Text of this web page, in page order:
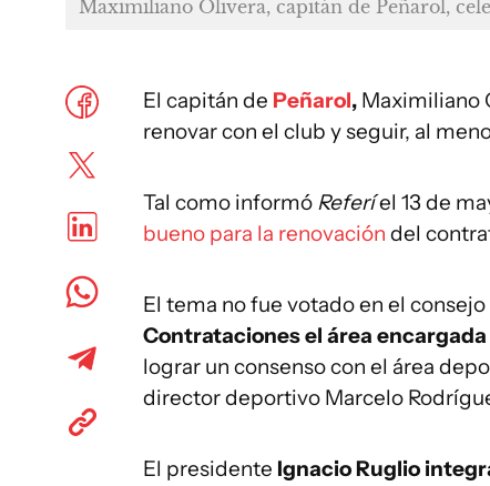
Maximiliano Olivera, capitán de Peñarol,
El capitán de Peñarol, Maximiliano
renovar con el club y seguir, al
Tal como informó Referíel 13 de
bueno para la renovación del
El tema no fue votado en el
Contrataciones el área encargada
lograr un consenso con el área
director deportivo Marcelo
El presidente Ignacio Ruglio